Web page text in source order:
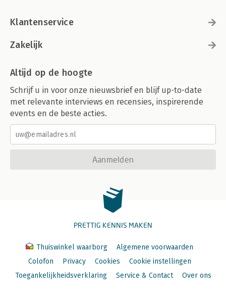
Klantenservice
Zakelijk
Altijd op de hoogte
Schrijf u in voor onze nieuwsbrief en blijf up-to-date
met relevante interviews en recensies, inspirerende
events en de beste acties.
Aanmelden
PRETTIG KENNIS MAKEN
Thuiswinkel waarborg
Algemene voorwaarden
Colofon
Privacy Cookies
Cookie instellingen
Toegankelijkheidsverklaring
Service & Contact Over ons